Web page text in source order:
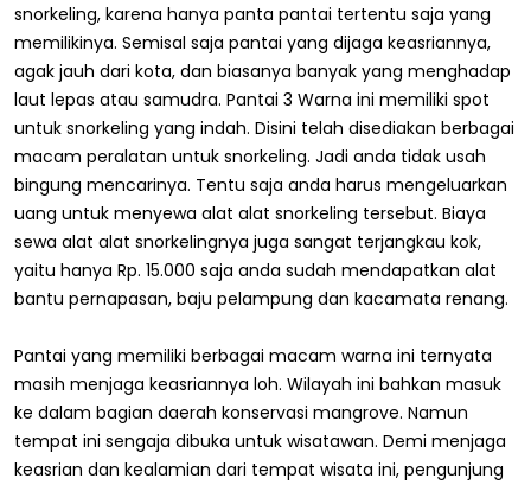
snorkeling, karena hanya panta pantai tertentu saja yang
memilikinya. Semisal saja pantai yang dijaga keasriannya,
agak jauh dari kota, dan biasanya banyak yang menghadap
laut lepas atau samudra. Pantai 3 Warna ini memiliki spot
untuk snorkeling yang indah. Disini telah disediakan berbagai
macam peralatan untuk snorkeling. Jadi anda tidak usah
bingung mencarinya. Tentu saja anda harus mengeluarkan
uang untuk menyewa alat alat snorkeling tersebut. Biaya
sewa alat alat snorkelingnya juga sangat terjangkau kok,
yaitu hanya Rp. 15.000 saja anda sudah mendapatkan alat
bantu pernapasan, baju pelampung dan kacamata renang.
Pantai yang memiliki berbagai macam warna ini ternyata
masih menjaga keasriannya loh. Wilayah ini bahkan masuk
ke dalam bagian daerah konservasi mangrove. Namun
tempat ini sengaja dibuka untuk wisatawan. Demi menjaga
keasrian dan kealamian dari tempat wisata ini, pengunjung